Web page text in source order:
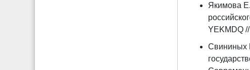
Якимова
YEKMDQ
Свининых